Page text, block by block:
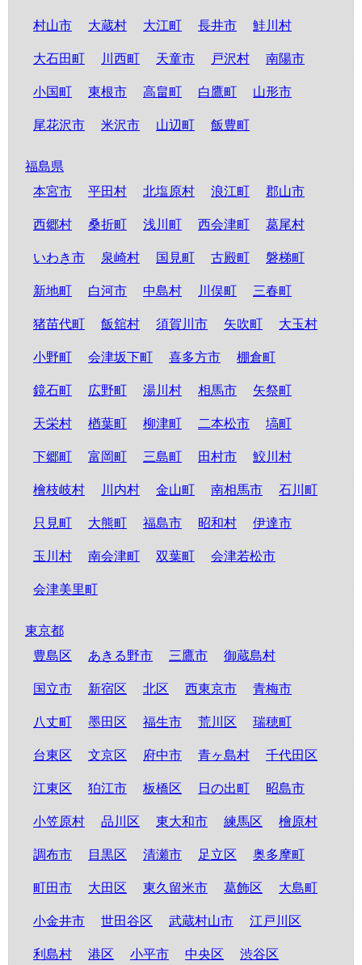
村山市 大蔵村 大江町 長井市 鮭川村
大石田町 川西町 天童市 戸沢村 南陽市
小国町 東根市 高畠町 白鷹町 山形市
尾花沢市 米沢市 山辺町 飯豊町
福島県
本宮市
平田村 北塩原村 浪江町 郡山市
西郷村 桑折町 浅川町 西会津町 葛尾村
いわき市 泉崎村 国見町 古殿町 磐梯町
新地町 白河市 中島村 川俣町 三春町
猪苗代町 飯舘村 須賀川市 矢吹町 大玉村
小野町 会津坂下町 喜多方市 棚倉町
鏡石町 広野町 湯川村 相馬市 矢祭町
天栄村 楢葉町 柳津町 二本松市 塙町
下郷町 富岡町 三島町 田村市 鮫川村
檜枝岐村 川内村 金山町 南相馬市 石川町
只見町 大熊町 福島市 昭和村 伊達市
玉川村 南会津町 双葉町 会津若松市
会津美里町
東京都
豊島区
あきる野市 三鷹市 御蔵島村
国立市 新宿区 北区 西東京市 青梅市
八丈町 墨田区 福生市 荒川区 瑞穂町
台東区 文京区 府中市 青ヶ島村 千代田区
江東区 狛江市 板橋区 日の出町 昭島市
小笠原村 品川区 東大和市 練馬区 檜原村
調布市 目黒区 清瀬市 足立区 奥多摩町
町田市 大田区 東久留米市 葛飾区 大島町
小金井市 世田谷区 武蔵村山市 江戸川区
利島村 港区 小平市 中央区 渋谷区